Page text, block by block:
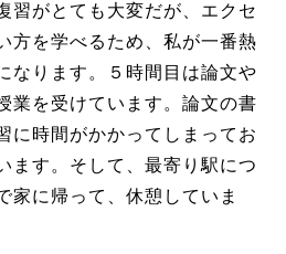
習がとても大変だが、エクセ
方を学べるため、私が一番熱
なります。５時間目は論文や
業を受けています。論文の書
に時間がかかってしまってお
ます。そして、最寄り駅につ
家に帰って、休憩していま